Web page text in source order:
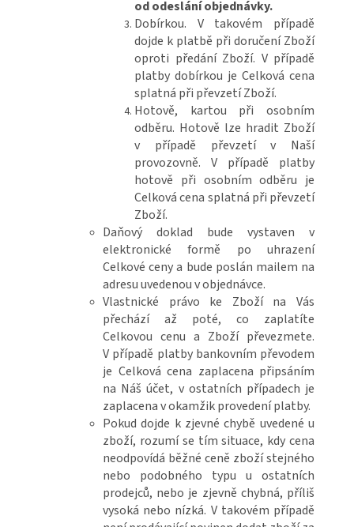
od odeslání objednávky.
Dobírkou. V takovém případě
dojde k platbě při doručení Zboží
oproti předání Zboží. V případě
platby dobírkou je Celková cena
splatná při převzetí Zboží.
Hotově, kartou při osobním
odběru. Hotově lze hradit Zboží
v případě převzetí v Naší
provozovně. V případě platby
hotově při osobním odběru je
Celková cena splatná při převzetí
Zboží.
Daňový doklad bude vystaven v
elektronické formě po uhrazení
Celkové ceny a bude poslán mailem na
adresu uvedenou v objednávce.
Vlastnické právo ke Zboží na Vás
přechází až poté, co zaplatíte
Celkovou cenu a Zboží převezmete.
V případě platby bankovním převodem
je Celková cena zaplacena připsáním
na Náš účet, v ostatních případech je
zaplacena v okamžik provedení platby.
Pokud dojde k zjevné chybě uvedené u
zboží, rozumí se tím situace, kdy cena
neodpovídá běžné ceně zboží stejného
nebo podobného typu u ostatních
prodejců, nebo je zjevně chybná, příliš
vysoká nebo nízká. V takovém případě